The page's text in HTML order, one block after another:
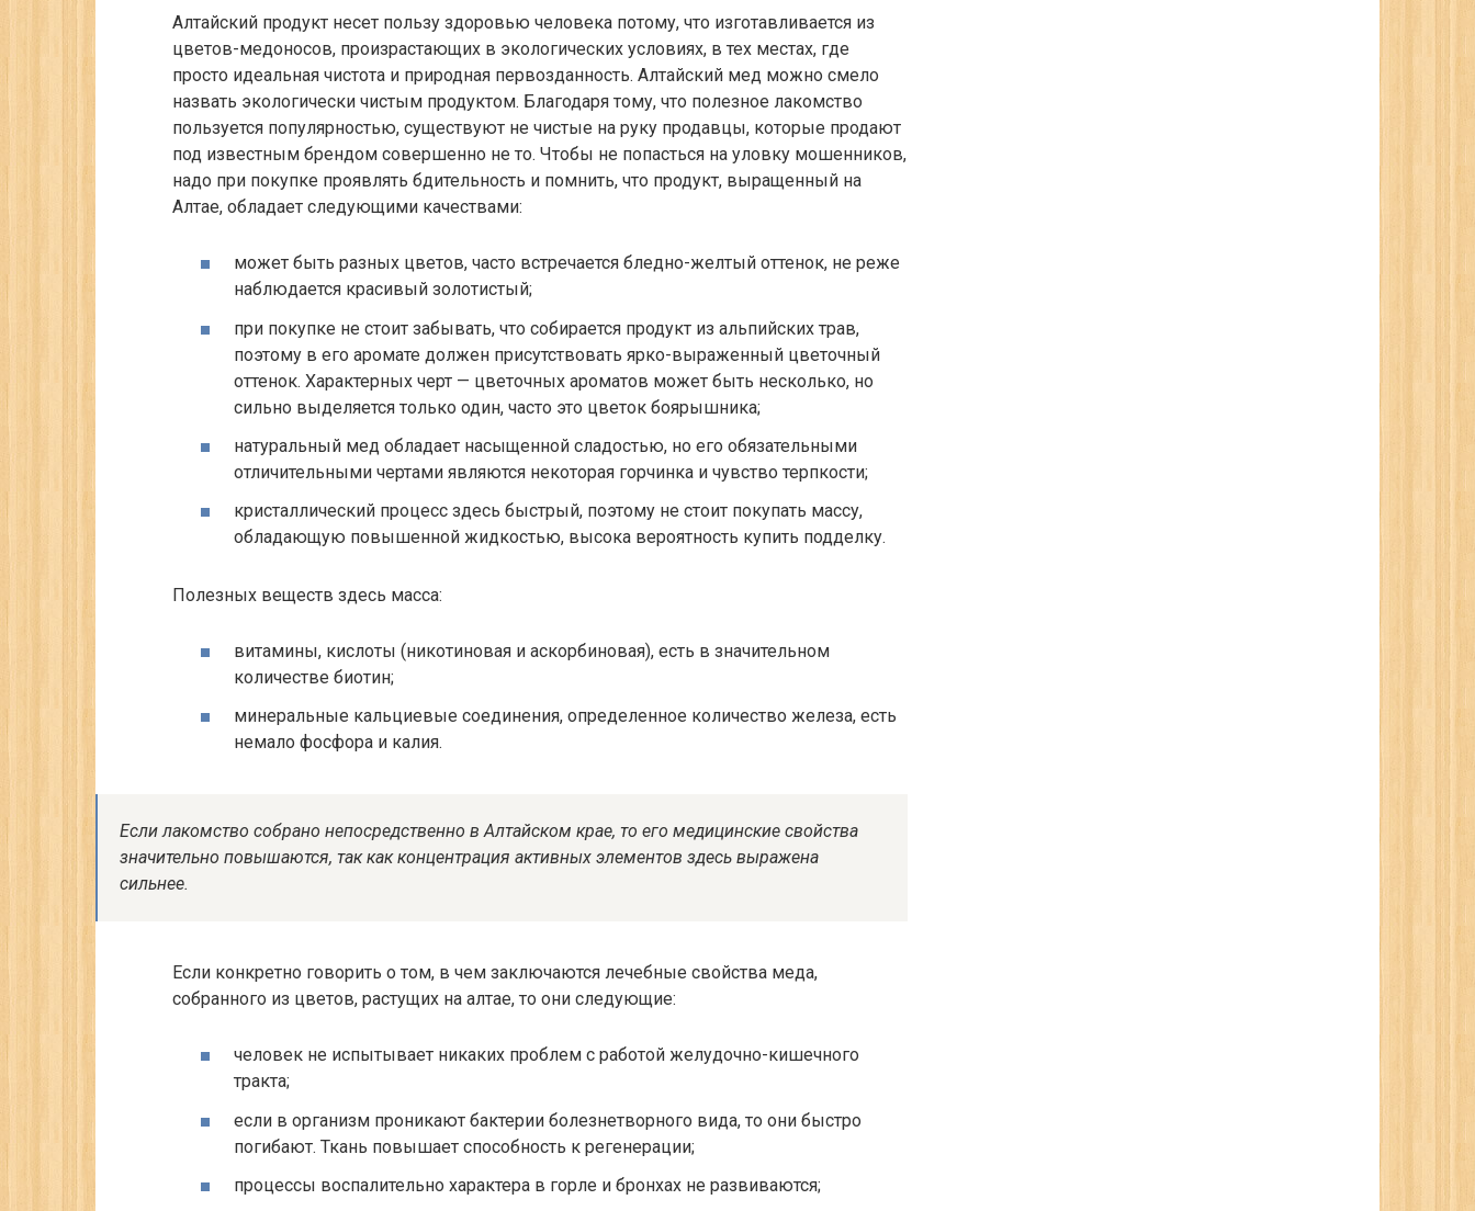
Алтайский продукт несет пользу здоровью человека потому, что изготавливается из
цветов-медоносов, произрастающих в экологических условиях, в тех местах, где
просто идеальная чистота и природная первозданность. Алтайский мед можно смело
назвать экологически чистым продуктом. Благодаря тому, что полезное лакомство
пользуется популярностью, существуют не чистые на руку продавцы, которые продают
под известным брендом совершенно не то. Чтобы не попасться на уловку мошенников,
надо при покупке проявлять бдительность и помнить, что продукт, выращенный на
Алтае, обладает следующими качествами:
может быть разных цветов, часто встречается бледно-желтый оттенок, не реже
наблюдается красивый золотистый;
при покупке не стоит забывать, что собирается продукт из альпийских трав,
поэтому в его аромате должен присутствовать ярко-выраженный цветочный
оттенок. Характерных черт — цветочных ароматов может быть несколько, но
сильно выделяется только один, часто это цветок боярышника;
натуральный мед обладает насыщенной сладостью, но его обязательными
отличительными чертами являются некоторая горчинка и чувство терпкости;
кристаллический процесс здесь быстрый, поэтому не стоит покупать массу,
обладающую повышенной жидкостью, высока вероятность купить подделку.
Полезных веществ здесь масса:
витамины, кислоты (никотиновая и аскорбиновая), есть в значительном
количестве биотин;
минеральные кальциевые соединения, определенное количество железа, есть
немало фосфора и калия.
Если лакомство собрано непосредственно в Алтайском крае, то его медицинские свойства
значительно повышаются, так как концентрация активных элементов здесь выражена
сильнее.
Если конкретно говорить о том, в чем заключаются лечебные свойства меда,
собранного из цветов, растущих на алтае, то они следующие:
человек не испытывает никаких проблем с работой желудочно-кишечного
тракта;
если в организм проникают бактерии болезнетворного вида, то они быстро
погибают. Ткань повышает способность к регенерации;
процессы воспалительно характера в горле и бронхах не развиваются;